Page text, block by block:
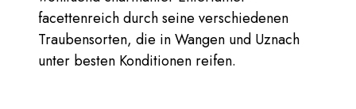
facettenreich durch seine verschiedenen
Traubensorten, die in Wangen und Uznach
unter besten Konditionen reifen.